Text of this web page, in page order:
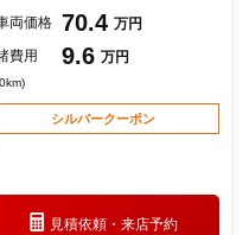
両価格 70.4 万円
費用
9.6 万円
シルバークーポン
見積依頼・来店予約